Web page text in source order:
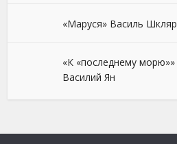
«Маруся» Василь Шкляр
«К «последнему морю»»
Василий Ян